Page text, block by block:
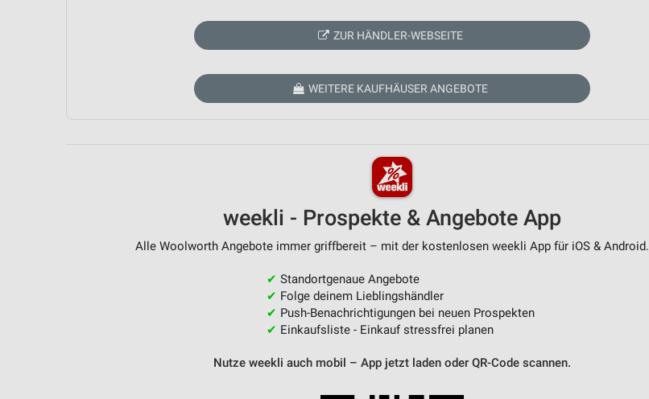
ZUR HÄNDLER-WEBSEITE
WEITERE KAUFHÄUSER ANGEBOTE
weekli - Prospekte & Angebote App
Alle Woolworth Angebote immer griffbereit – mit der kostenlosen weekli App für iOS & Android.
✔ Standortgenaue Angebote
✔ Folge deinem Lieblingshändler
✔ Push-Benachrichtigungen bei neuen Prospekten
✔ Einkaufsliste - Einkauf stressfrei planen
Nutze weekli auch mobil – App jetzt laden oder QR-Code scannen.